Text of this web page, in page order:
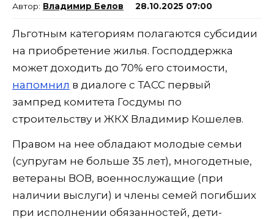
Владимир Белов 28.10.2025 07:00
Льготным категориям полагаются субсидии
на приобретение жилья. Господдержка
может доходить до 70% его стоимости,
напомнил в диалоге с ТАСС первый
зампред комитета Госдумы по
строительству и ЖКХ Владимир Кошелев.
Правом на нее обладают молодые семьи
(супругам не больше 35 лет), многодетные,
ветераны ВОВ, военнослужащие (при
наличии выслуги) и члены семей погибших
при исполнении обязанностей, дети-